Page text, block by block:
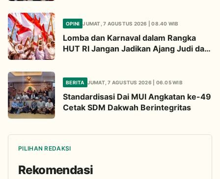
OPINI JUMAT, 7 AGUSTUS 2026 | 08.40 WIB
Lomba dan Karnaval dalam Rangka
HUT RI Jangan Jadikan Ajang Judi dan
BERITA JUMAT, 7 AGUSTUS 2026 | 06.05 WIB
Standardisasi Dai MUI Angkatan ke-49
Cetak SDM Dakwah Berintegritas
PILIHAN REDAKSI
Rekomendasi